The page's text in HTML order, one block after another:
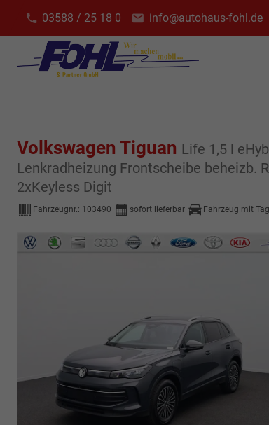
03588 / 25 18 0 info@autohaus-fohl.de
Volkswagen Tiguan Life 1,5 l
Lenkradheizung Frontscheibe beheizb.
2xKeyless Digit
Fahrzeugnr.: 103490 sofort lieferbar Fahrzeug mit